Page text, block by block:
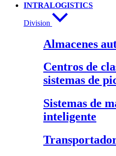
INTRALOGISTICS
Division
Almacenes
Centros de
sistemas de
Sistemas de
inteligente